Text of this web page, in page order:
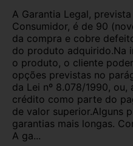
A Garantia Legal,
Consumidor, é de 90
da compra e cobre
do produto adquirido.Na
o produto, o cliente
opções previstas no
da Lei nº 8.078/1990,
crédito como parte do
de valor superior.Alguns
garantias mais longas.
A ga...